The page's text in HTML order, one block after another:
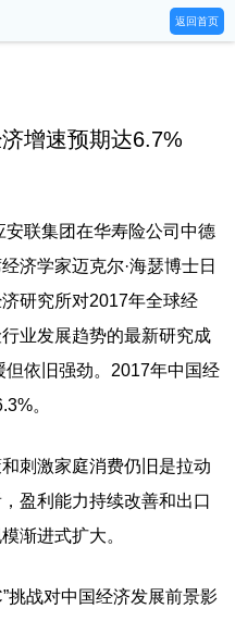
返回首页
增速预期达6.7%
联集团在华寿险公司中德
济学家迈克尔·海瑟博士日
研究所对2017年全球经
业发展趋势的最新研究成
依旧强劲。2017年中国经
。
激家庭消费仍旧是拉动
盈利能力持续改善和出口
渐进式扩大。
战对中国经济发展前景影